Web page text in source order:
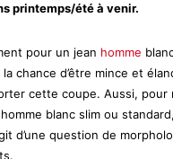
printemps/été à venir.
pour un jean homme
la chance d’être mince et
cette coupe. Aussi, pour
blanc slim ou
d’une question de